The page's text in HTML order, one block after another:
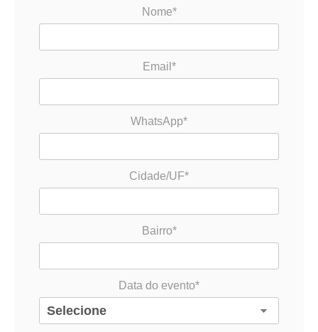
Nome*
Email*
WhatsApp*
Cidade/UF*
Bairro*
Data do evento*